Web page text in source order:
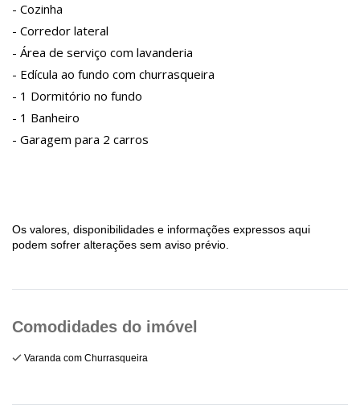
- Cozinha
- Corredor lateral
- Área de serviço com lavanderia
- Edícula ao fundo com churrasqueira
- 1 Dormitório no fundo
- 1 Banheiro
- Garagem para 2 carros
Os valores, disponibilidades e informações expressos aqui
podem sofrer alterações sem aviso prévio.
Varanda com Churrasqueira